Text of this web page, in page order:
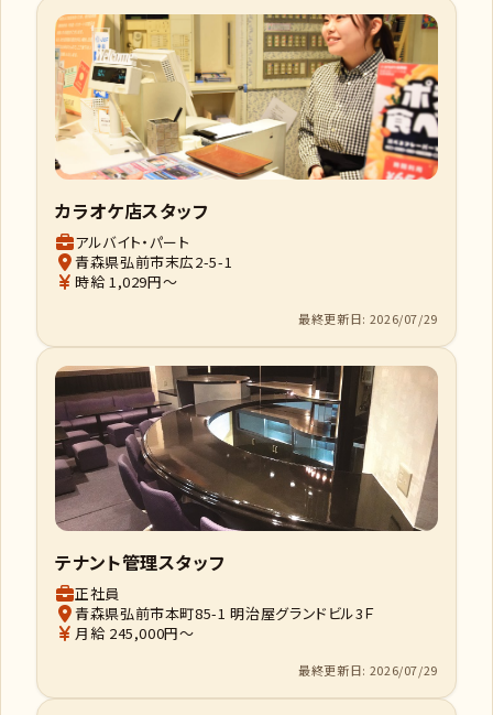
カラオケ店スタッフ
アルバイト・パート
青森県弘前市末広2-5-1
時給 1,029円～
最終更新日: 2026/07/29
テナント管理スタッフ
正社員
青森県弘前市本町85-1 明治屋グランドビル3Ｆ
月給 245,000円～
最終更新日: 2026/07/29